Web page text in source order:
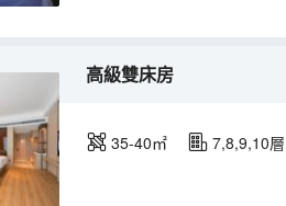
高級雙床房
35-40㎡ 7,8,9,10層